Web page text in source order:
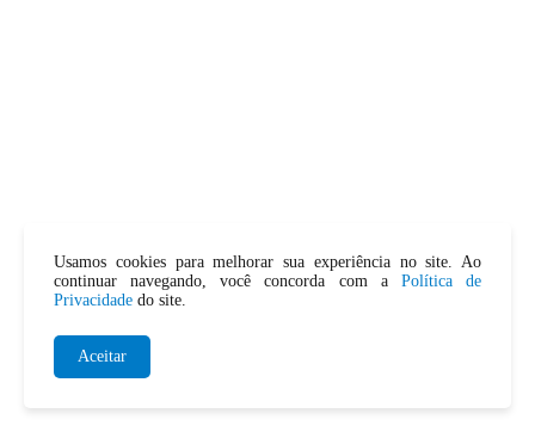
Usamos cookies para melhorar sua experiência no site. Ao
continuar navegando, você concorda com a Política de
Privacidade do site.
Aceitar